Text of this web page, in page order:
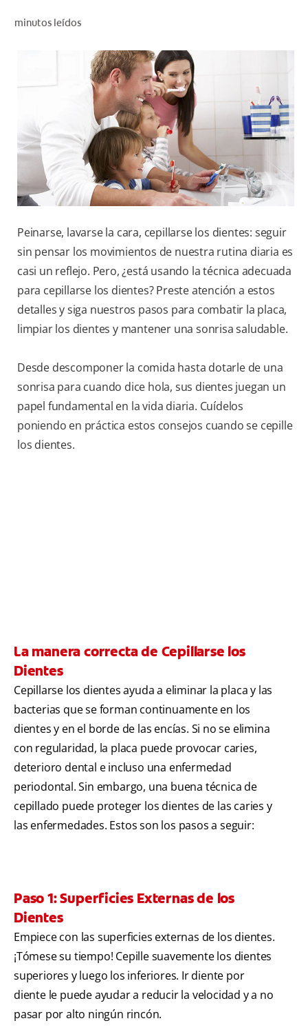
PROMOCIONES
SV (ES)
SUSCRÍBASE
minutos leídos
Peinarse, lavarse la cara, cepillarse los dientes: seguir
sin pensar los movimientos de nuestra rutina diaria es
casi un reflejo. Pero, ¿está usando la técnica adecuada
para cepillarse los dientes? Preste atención a estos
detalles y siga nuestros pasos para combatir la placa,
limpiar los dientes y mantener una sonrisa saludable.
Desde descomponer la comida hasta dotarle de una
sonrisa para cuando dice hola, sus dientes juegan un
papel fundamental en la vida diaria. Cuídelos
poniendo en práctica estos consejos cuando se cepille
los dientes.
La manera correcta de Cepillarse los
Dientes
Cepillarse los dientes ayuda a eliminar la placa y las
bacterias que se forman continuamente en los
dientes y en el borde de las encías. Si no se elimina
con regularidad, la placa puede provocar caries,
deterioro dental e incluso una enfermedad
periodontal. Sin embargo, una buena técnica de
cepillado puede proteger los dientes de las caries y
las enfermedades. Estos son los pasos a seguir:
Paso 1: Superficies Externas de los
Dientes
Empiece con las superficies externas de los dientes.
¡Tómese su tiempo! Cepille suavemente los dientes
superiores y luego los inferiores. Ir diente por
diente le puede ayudar a reducir la velocidad y a no
pasar por alto ningún rincón.